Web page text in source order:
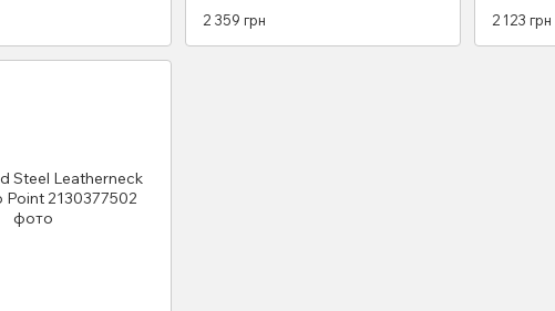
2 359 грн 2 123 грн